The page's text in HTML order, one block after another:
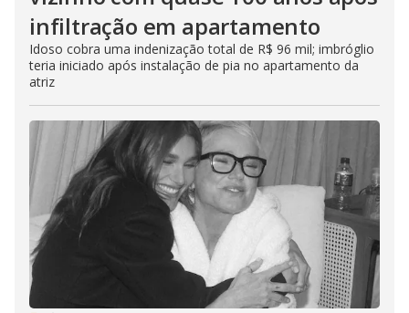
infiltração em apartamento
Idoso cobra uma indenização total de R$ 96 mil; imbróglio
teria iniciado após instalação de pia no apartamento da
atriz